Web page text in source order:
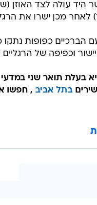
עולה לצד האוזן
הברכיים כפופות נתקו
וכפיפה של הרגליים (6
בתל אביב , חפשו